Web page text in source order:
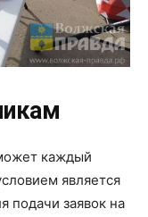
каждый
является
подачи заявок на